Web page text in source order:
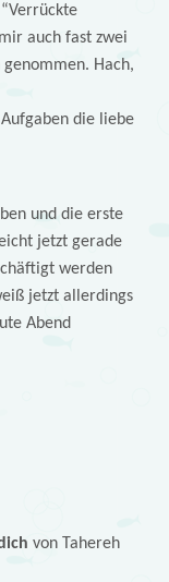
auch fast zwei
Hach,
die liebe
und die erste
jetzt gerade
werden
jetzt allerdings
Abend
von Tahereh